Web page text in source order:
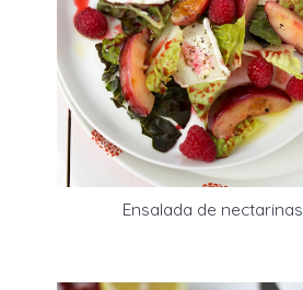
Ensalada de nectarinas